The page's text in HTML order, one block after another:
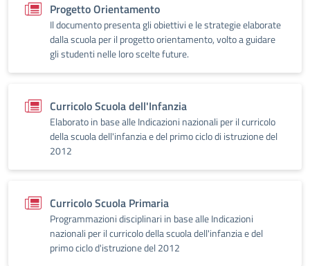
Progetto Orientamento
Il documento presenta gli obiettivi e le strategie elaborate
dalla scuola per il progetto orientamento, volto a guidare
gli studenti nelle loro scelte future.
Curricolo Scuola dell'Infanzia
Elaborato in base alle Indicazioni nazionali per il curricolo
della scuola dell'infanzia e del primo ciclo di istruzione del
2012
Curricolo Scuola Primaria
Programmazioni disciplinari in base alle Indicazioni
nazionali per il curricolo della scuola dell'infanzia e del
primo ciclo d'istruzione del 2012